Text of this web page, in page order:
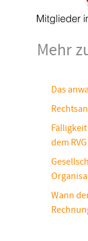
Mehr
Das
dem RVG
Wann